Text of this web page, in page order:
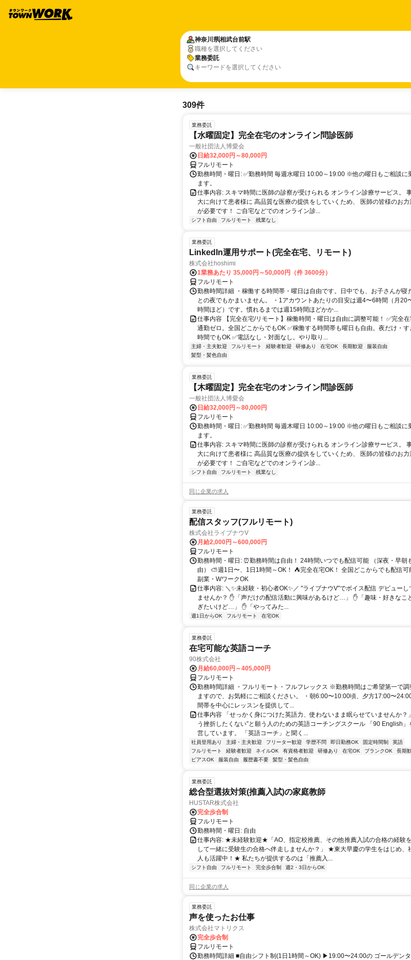
神奈川県相武台前駅
職種を選択してください
業務委託
キーワードを選択してください
309件
業務委託
【水曜固定】完全在宅のオンライン問診医師
一般社団法人博愛会
日給32,000円～80,000円
フルリモート
勤務時間・曜日: ✅勤務時間 毎週水曜日 10:00～19:00 ※他の曜日もご相談に
ます。
仕事内容: スキマ時間に医師の診察が受けられる オンライン診療サービス。
大に向けて患者様に 高品質な医療の提供をしていくため、 医師の皆様のお力
が必要です！ ご自宅などでのオンライン診...
シフト自由 フルリモート 残業なし
業務委託
LinkedIn運用サポート(完全在宅、リモート)
株式会社hoshimi
1業務あたり 35,000円～50,000円（件 3600分）
フルリモート
勤務時間詳細 ・稼働する時間帯・曜日は自由です。日中でも、お子さんが寝
との夜でもかまいません。 ・1アカウントあたりの目安は週4〜6時間（月20
時間ほど）です。慣れるまでは週15時間ほどかか...
仕事内容 【完全在宅/リモート】稼働時間・曜日は自由に調整可能！ ✅完全在
通勤ゼロ。全国どこからでもOK ✅稼働する時間帯も曜日も自由。夜だけ・す
時間でもOK ✅電話なし・対面なし。やり取り...
主婦・主夫歓迎 フルリモート 経験者歓迎 研修あり 在宅OK 長期歓迎
服装自由
髪型・髪色自由
業務委託
【木曜固定】完全在宅のオンライン問診医師
一般社団法人博愛会
日給32,000円～80,000円
フルリモート
勤務時間・曜日: ✅勤務時間 毎週木曜日 10:00～19:00 ※他の曜日もご相談に
ます。
仕事内容: スキマ時間に医師の診察が受けられる オンライン診療サービス。
大に向けて患者様に 高品質な医療の提供をしていくため、 医師の皆様のお力
が必要です！ ご自宅などでのオンライン診...
シフト自由 フルリモート 残業なし
同じ企業の求人
業務委託
配信スタッフ(フルリモート)
株式会社ライブナウV
月給2,000円～600,000円
フルリモート
勤務時間・曜日: ⏰勤務時間は自由！ 24時間いつでも配信可能 （深夜・早朝
由） ⛅週1日〜、1日1時間～OK！ ⛺完全在宅OK！ 全国どこからでも配信可
副業・WワークOK
仕事内容: ＼✨未経験・初心者OK✨／ "ライブナウV"でボイス配信 デビューし
ませんか？ ✋「声だけの配信活動に興味があるけど…」 ✋「趣味・好きなこ
ぎたいけど…」 ✋「やってみた...
週1日からOK フルリモート 在宅OK
業務委託
在宅可能な英語コーチ
90株式会社
月給60,000円～405,000円
フルリモート
勤務時間詳細 ・フルリモート・フルフレックス ※勤務時間はご希望第一で調
ますので、お気軽にご相談ください。 ・朝6:00〜10:00頃、夕方17:00〜
間帯を中心にレッスンを提供して...
仕事内容 「せっかく身につけた英語力、使わないまま眠らせていませんか？
う挫折したくない”と願う人のための英語コーチングスクール 「90 English」
営しています。 「英語コーチ」と聞く...
社員登用あり 主婦・主夫歓迎 フリーター歓迎 学歴不問 即日勤務OK 固定時間制
英語
フルリモート
経験者歓迎 ネイルOK 有資格者歓迎 研修あり 在宅OK ブランクOK
長期
ピアスOK
服装自由 履歴書不要 髪型・髪色自由
業務委託
総合型選抜対策(推薦入試)の家庭教師
HUSTAR株式会社
完全歩合制
フルリモート
勤務時間・曜日: 自由
仕事内容: ★未経験歓迎★「AO、指定校推薦、その他推薦入試の合格の経験
して一緒に受験生の合格へ伴走しませんか？」 ★東大早慶の学生をはじめ、
人も活躍中！★ 私たちが提供するのは「推薦入...
シフト自由 フルリモート 完全歩合制 週2・3日からOK
同じ企業の求人
業務委託
声を使ったお仕事
株式会社マトリクス
完全歩合制
フルリモート
勤務時間詳細 ■自由シフト制(1日1時間～OK) ▶19:00〜24:00の ゴールデン